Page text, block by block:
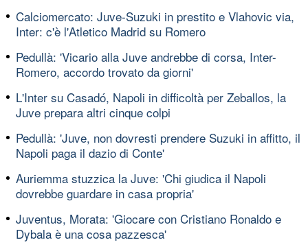
Calciomercato: Juve-Suzuki in prestito e Vlahovic via,
Inter: c'è l'Atletico Madrid su Romero
Pedullà: 'Vicario alla Juve andrebbe di corsa, Inter-
Romero, accordo trovato da giorni'
L'Inter su Casadó, Napoli in difficoltà per Zeballos, la
Juve prepara altri cinque colpi
Pedullà: 'Juve, non dovresti prendere Suzuki in affitto, il
Napoli paga il dazio di Conte'
Auriemma stuzzica la Juve: 'Chi giudica il Napoli
dovrebbe guardare in casa propria'
Juventus, Morata: 'Giocare con Cristiano Ronaldo e
Dybala è una cosa pazzesca'